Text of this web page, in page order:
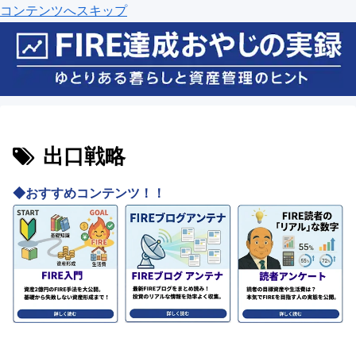
コンテンツへスキップ
出口戦略
◆おすすめコンテンツ！！